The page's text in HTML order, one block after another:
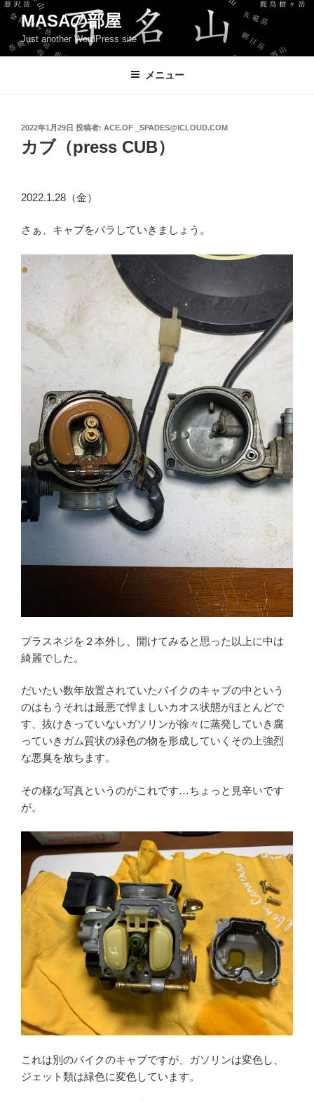
コ
ン
MASAの部屋
Just another WordPress site
メニュー
投
日:
2022年1月29日 投稿者: ACE.OF _SPADES@ICLOUD.COM
カブ（press CUB）
2022.1.28（金）
さぁ、キャブをバラしていきましょう。
プラスネジを２本外し、開けてみると思った以上に中は
綺麗でした。
だいたい数年放置されていたバイクのキャブの中という
のはもうそれは最悪で悍ましいカオス状態がほとんどで
す、抜けきっていないガソリンが徐々に蒸発していき腐
っていきガム質状の緑色の物を形成していくその上強烈
な悪臭を放ちます。
その様な写真というのがこれです…ちょっと見辛いです
が。
これは別のバイクのキャブですが、ガソリンは変色し、
ジェット類は緑色に変色しています。